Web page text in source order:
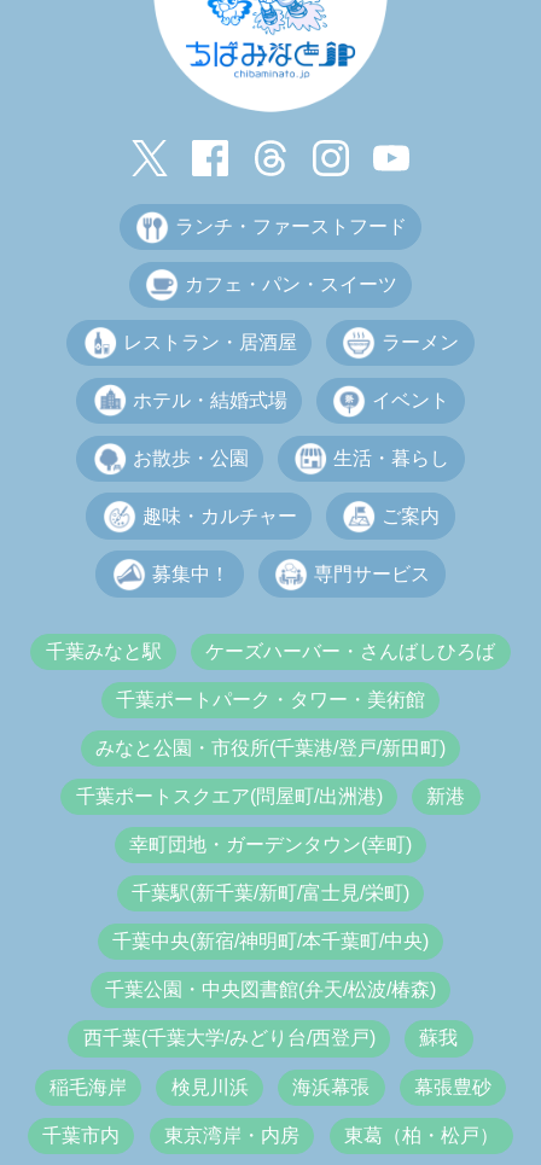
ランチ・ファーストフード
カフェ・パン・スイーツ
レストラン・居酒屋 ラーメン
ホテル・結婚式場 イベント
お散歩・公園 生活・暮らし
趣味・カルチャー ご案内
募集中！ 専門サービス
千葉みなと駅 ケーズハーバー・さんばしひろば
千葉ポートパーク・タワー・美術館
みなと公園・市役所(千葉港/登戸/新田町)
千葉ポートスクエア(問屋町/出洲港) 新港
幸町団地・ガーデンタウン(幸町)
千葉駅(新千葉/新町/富士見/栄町)
千葉中央(新宿/神明町/本千葉町/中央)
千葉公園・中央図書館(弁天/松波/椿森)
西千葉(千葉大学/みどり台/西登戸) 蘇我
稲毛海岸 検見川浜 海浜幕張 幕張豊砂
千葉市内 東京湾岸・内房 東葛（柏・松戸）